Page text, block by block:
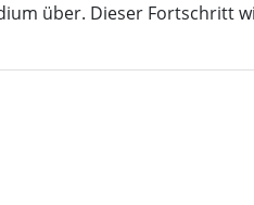
über. Dieser Fortschritt